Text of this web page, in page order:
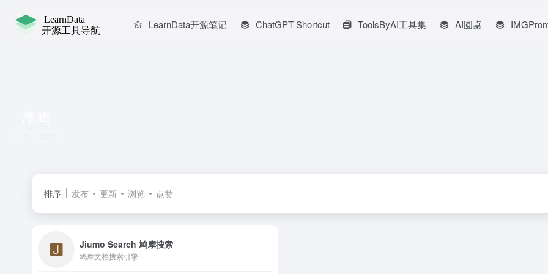
LearnData开源笔记 ChatGPT Shortcut ToolsByAI工具集 AI圆桌
排序 发布 更新 浏览 点赞
Jiumo Search 鸠摩搜索
鸠摩文档搜索引擎